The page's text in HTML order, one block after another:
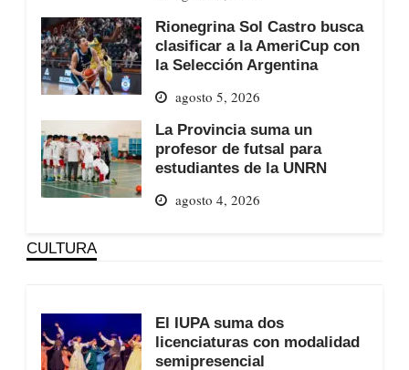
Rionegrina Sol Castro busca
clasificar a la AmeriCup con
la Selección Argentina
agosto 5, 2026
La Provincia suma un
profesor de futsal para
estudiantes de la UNRN
agosto 4, 2026
CULTURA
El IUPA suma dos
licenciaturas con modalidad
semipresencial